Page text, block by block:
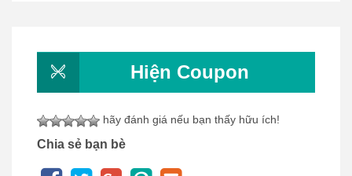
Hiện Coupon
hãy đánh giá nếu bạn thấy hữu ích!
Chia sẻ bạn bè